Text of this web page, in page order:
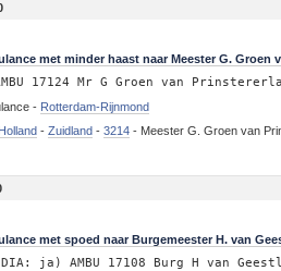
met minder haast naar Meester G. Groen
17124 Mr G Groen van
- Rotterdam-Rijnmond
-Zuidland -3214 - Meester G. Groen van
met spoed naar Burgemeester H. van
ja) AMBU 17108 Burg H van